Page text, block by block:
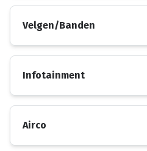
Velgen/Banden
Infotainment
Airco